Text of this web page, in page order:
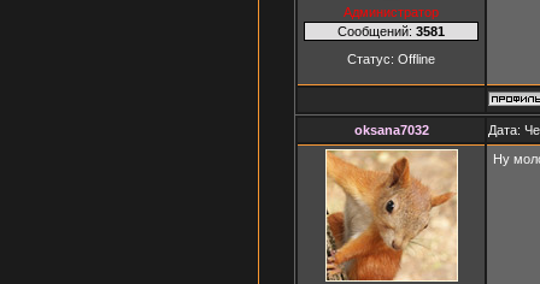
Администратор
Сообщений: 3581
Статус: Offline
oksana7032
Дата:
Ну